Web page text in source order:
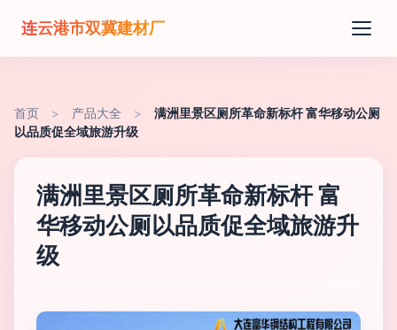
连云港市双冀建材厂
首页 > 产品大全 >
满洲里景区厕所革命新标杆 富华移动公厕
以品质促全域旅游升级
满洲里景区厕所革命新标杆 富
华移动公厕以品质促全域旅游升
级